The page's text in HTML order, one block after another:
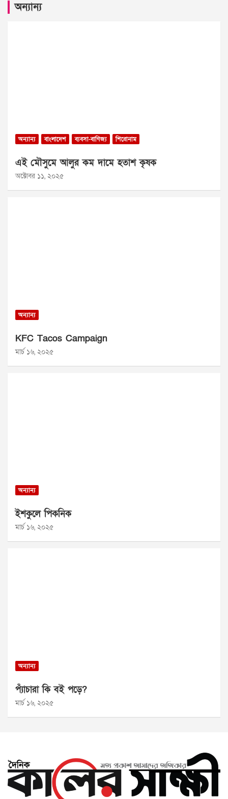
অন্যান্য
অন্যান্য বাংলাদেশ ব্যবসা-বাণিজ্য শিরোনাম
এই মৌসুমে আলুর কম দামে হতাশ কৃষক
অক্টোবর ১১, ২০২৫
অন্যান্য
KFC Tacos Campaign
মার্চ ১৬, ২০২৫
অন্যান্য
ইশকুলে পিকনিক
মার্চ ১৬, ২০২৫
অন্যান্য
প্যাঁচারা কি বই পড়ে?
মার্চ ১৬, ২০২৫